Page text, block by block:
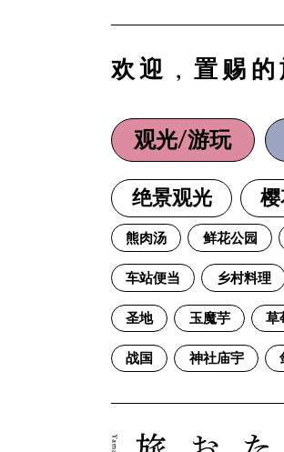
欢迎，置赐的
观光/游玩
绝景观光 樱
熊肉汤 鲜花公园
车站便当 乡村料理
圣地 玉魔芋 草
战国 神社庙宇